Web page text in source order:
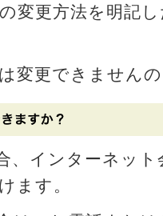
変更方法を明記
変更できません
、インターネッ
ます。